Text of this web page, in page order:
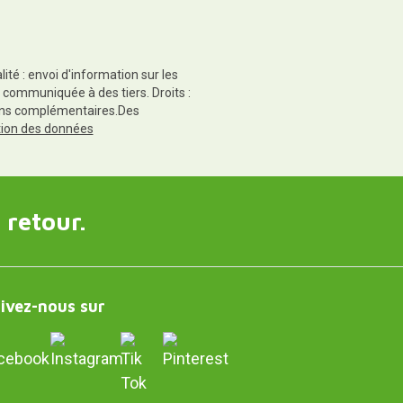
: envoi d'information sur les
à des tiers. Droits :
complémentaires.Des
des données
retour.
nous sur